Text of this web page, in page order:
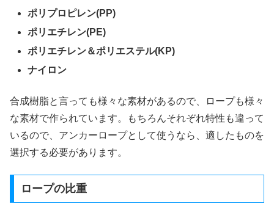
ポリプロピレン(PP)
ポリエチレン(PE)
ポリエチレン＆ポリエステル(KP)
ナイロン
合成樹脂と言っても様々な素材があるので、ロープも様々
な素材で作られています。もちろんそれぞれ特性も違って
いるので、アンカーロープとして使うなら、適したものを
選択する必要があります。
ロープの比重